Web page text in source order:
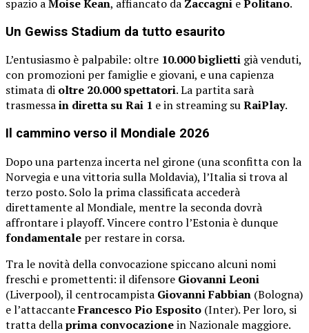
spazio aMoise Kean, affiancato da Zaccagni ePolitano.
Un Gewiss Stadium da tutto esaurito
L’entusiasmo è palpabile: oltre 10.000 biglietti già venduti,
con promozioni per famiglie e giovani, e una capienza
stimata di oltre 20.000 spettatori. La partita sarà
trasmessain diretta su Rai 1 e in streaming suRaiPlay.
Il cammino verso il Mondiale 2026
Dopo una partenza incerta nel girone (una sconfitta con la
Norvegia e una vittoria sulla Moldavia), l’Italia si trova al
terzo posto. Solo la prima classificata accederà
direttamente al Mondiale, mentre la seconda dovrà
affrontare i playoff. Vincere contro l’Estonia è dunque
fondamentale per restare in corsa.
Tra le novità della convocazione spiccano alcuni nomi
freschi e promettenti: il difensore Giovanni Leoni
(Liverpool), il centrocampista Giovanni Fabbian (Bologna)
e l’attaccanteFrancesco Pio Esposito (Inter). Per loro, si
tratta dellaprima convocazionein Nazionale maggiore.